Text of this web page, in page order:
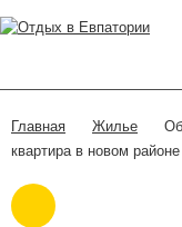
О нас Жилье
Главная
Жилье
квартира в новом